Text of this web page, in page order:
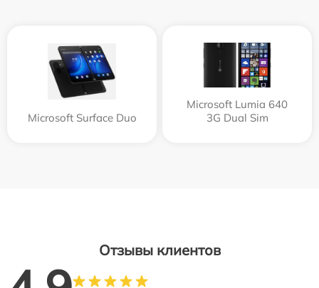
Microsoft Surface Duo
Microsoft Lumia 640
3G Dual Sim
Отзывы клиентов